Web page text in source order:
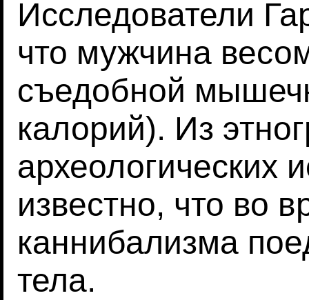
Исследователи
что мужчина
съедобной
калорий). Из
археологических
известно, что во
каннибализма
тела.